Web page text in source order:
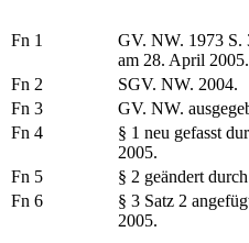
Fn 1
GV. NW. 1973 S.
am 28. April 2005.
Fn 2
SGV. NW. 2004.
Fn 3
GV. NW.
Fn 4
§ 1 neu gefasst
2005.
Fn 5
§ 2 geändert
Fn 6
§ 3 Satz 2
2005.